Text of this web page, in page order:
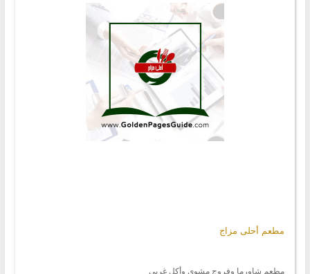
مطعم أحلى مزاج
مطعم شاورما وفروج مشوي وأكل غربي